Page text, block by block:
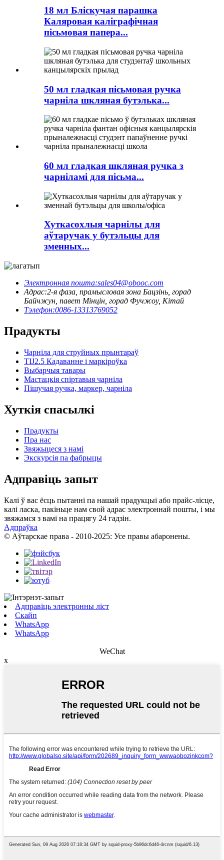
18 мл Бліскучая парашка
Каляровая каліграфічная
пісьмовая папера...
50 мл гладкая пісьмовая ручка
чарніла шкляная бутэлька...
60 мл гладкая шкляная ручка з
чарніламі для пісьма...
Хуткасохлыя чарнілы для
аўтаручак у бутэльцы для
зменных...
Электронная пошта:sales04@obooc.com
Адрас:2-я фаза, прамысловая зона Бацзінь, горад
Байчжун, павет Мінцін, горад Фучжоу, Кітай
Тэлефон:0086-13313769052
Прадукты
Чарніла для струйных прынтараў
TIJ2.5 Кадаванне і маркіроўка
Выбарчыя тавары
Мастацкія спіртавыя чарніла
Пішучая ручка, маркер, чарніла
Хуткія спасылкі
Прадукты
Пра нас
Звяжыцеся з намі
Экскурсія па фабрыцы
Адправіць запыт
Калі ў вас ёсць пытанні па нашай прадукцыі або прайс-лісце,
калі ласка, пакіньце нам свой адрас электроннай пошты, і мы
звяжамся з вамі на працягу 24 гадзін.
Адпраўка
© Аўтарскае права - 2010-2025: Усе правы абаронены.
Адправіць электронны ліст
Скайп
WhatsApp
WhatsApp
WeChat
x